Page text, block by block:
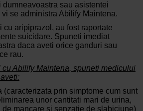
sau asistentei
se administra Abilify Maintena.
cu aripiprazol, au fost raportate
suicidare. Spuneti imediat
daca aveti orice ganduri sau
rau.
cu Abilify Maintena, spuneti medicului
(caracterizata prin simptome cum sunt
unor cantitati mari de urina,
de mancare si senzatie de slabiciune)